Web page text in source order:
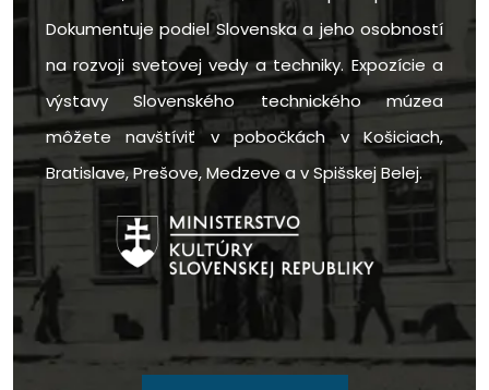
Dokumentuje podiel Slovenska a jeho osobností
na rozvoji svetovej vedy a techniky. Expozície a
výstavy Slovenského technického múzea
môžete navštíviť v pobočkách v Košiciach,
Bratislave, Prešove, Medzeve a v Spišskej Belej.